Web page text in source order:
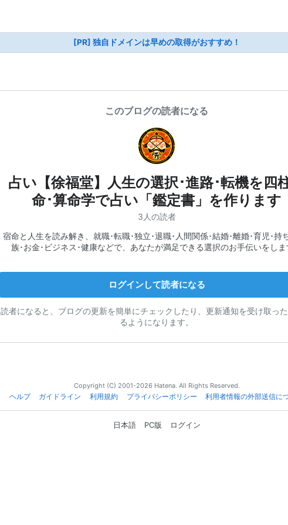
[PR] 独自ドメインは早めの取得がおすすめ！
このブログの読者になる
占い【徐福堂】人生の選択･進路･転機を四
命･算命学で占い「鑑定書」を作ります
3人の読者
宿命と人生を読み解き、就職･転職･独立･退職･人間関係･結婚･離婚･育児･持
族･お金･ビジネス･健康などで、あなたが満足できる選択のお手伝いをしま
ログインして読者になる
読者になると、ブログの更新を簡単にチェックしたり、更新通知を受け取っ
るようになります。
Copyright (C) 2001-2026 Hatena. All Rights Reserved.
ヘルプ
ガイドライン 利用規約 プライバシーポリシー 利用者情報の外部送信に
日本語 PC版 ログイン